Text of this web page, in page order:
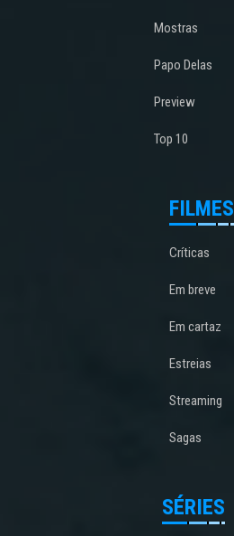
Mostras
Papo Delas
Preview
Top 10
FILMES
Críticas
Em breve
Em cartaz
Estreias
Streaming
Sagas
SÉRIES